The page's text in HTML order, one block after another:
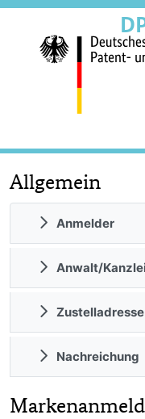
Allgemein
Anmelder
Anwalt/
Nachreichung